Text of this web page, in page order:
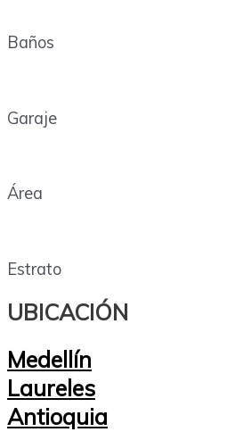
Baños
Garaje
Área
Estrato
UBICACIÓN
Medellín
Laureles
Antioquia